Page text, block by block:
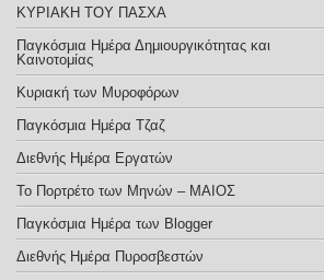
ΚΥΡΙΑΚΗ ΤΟΥ ΠΑΣΧΑ
Παγκόσμια Ημέρα Δημιουργικότητας και
Καινοτομίας
Κυριακή των Μυροφόρων
Παγκόσμια Ημέρα Τζαζ
Διεθνής Ημέρα Εργατών
Το Πορτρέτο των Μηνών – ΜΑΙΟΣ
Παγκόσμια Ημέρα των Blogger
Διεθνής Ημέρα Πυροσβεστών